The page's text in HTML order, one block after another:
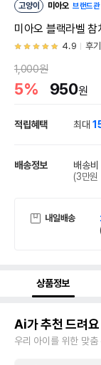
고양이 미아오 브랜드
미아오 블랙라벨
4.9 후
1,000원
5% 950원
적립혜택 최대
배송정보 배송
(3만원
내일배송
상품정보
Ai가 추천 드려요
우리 아이를 위한 맞